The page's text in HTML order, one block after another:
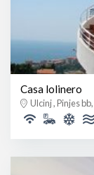
Casa lolinero
Ulcinj , Pinjes